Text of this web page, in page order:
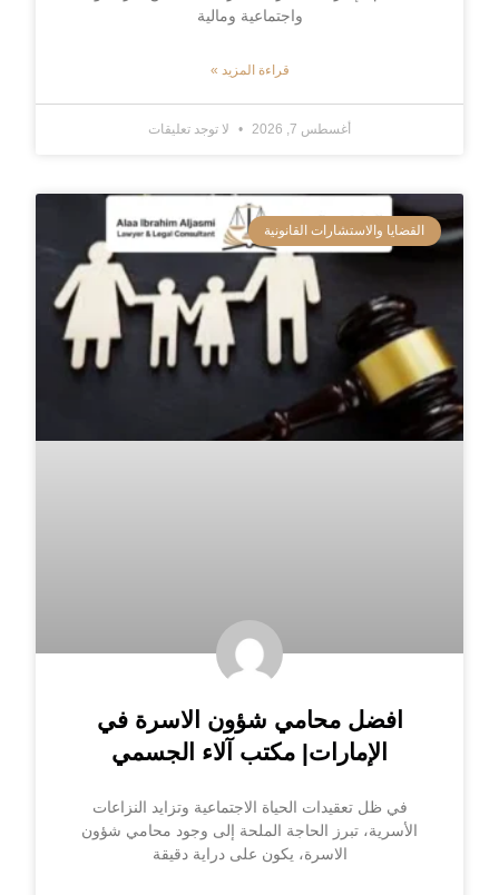
واجتماعية ومالية
قراءة المزيد »
أغسطس 7, 2026 لا توجد تعليقات
القضايا والاستشارات القانونية
افضل محامي شؤون الاسرة في
الإمارات| مكتب آلاء الجسمي
في ظل تعقيدات الحياة الاجتماعية وتزايد النزاعات
الأسرية، تبرز الحاجة الملحة إلى وجود محامي شؤون
الاسرة، يكون على دراية دقيقة